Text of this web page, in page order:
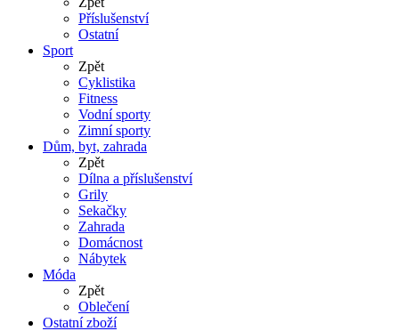
Příslušenství
Ostatní
Sport
Zpět
Cyklistika
Fitness
Vodní sporty
Zimní sporty
Dům, byt, zahrada
Zpět
Dílna a příslušenství
Grily
Sekačky
Zahrada
Domácnost
Nábytek
Móda
Zpět
Oblečení
Ostatní zboží